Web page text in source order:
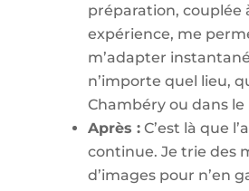
préparation, couplée
expérience, me
m’adapter
n’importe quel lieu,
Chambéry ou dans le
Après :C’est là que
continue. Je trie des
d’images pour n’en